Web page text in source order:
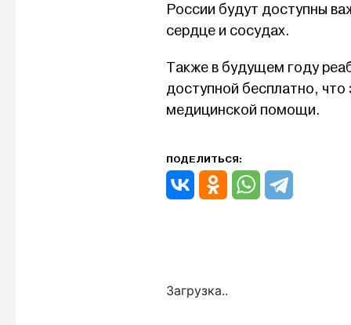
России будут доступны
сердце и сосудах.
Также в будущем году
доступной бесплатно,
медицинской помощи.
ПОДЕЛИТЬСЯ:
Загрузка..